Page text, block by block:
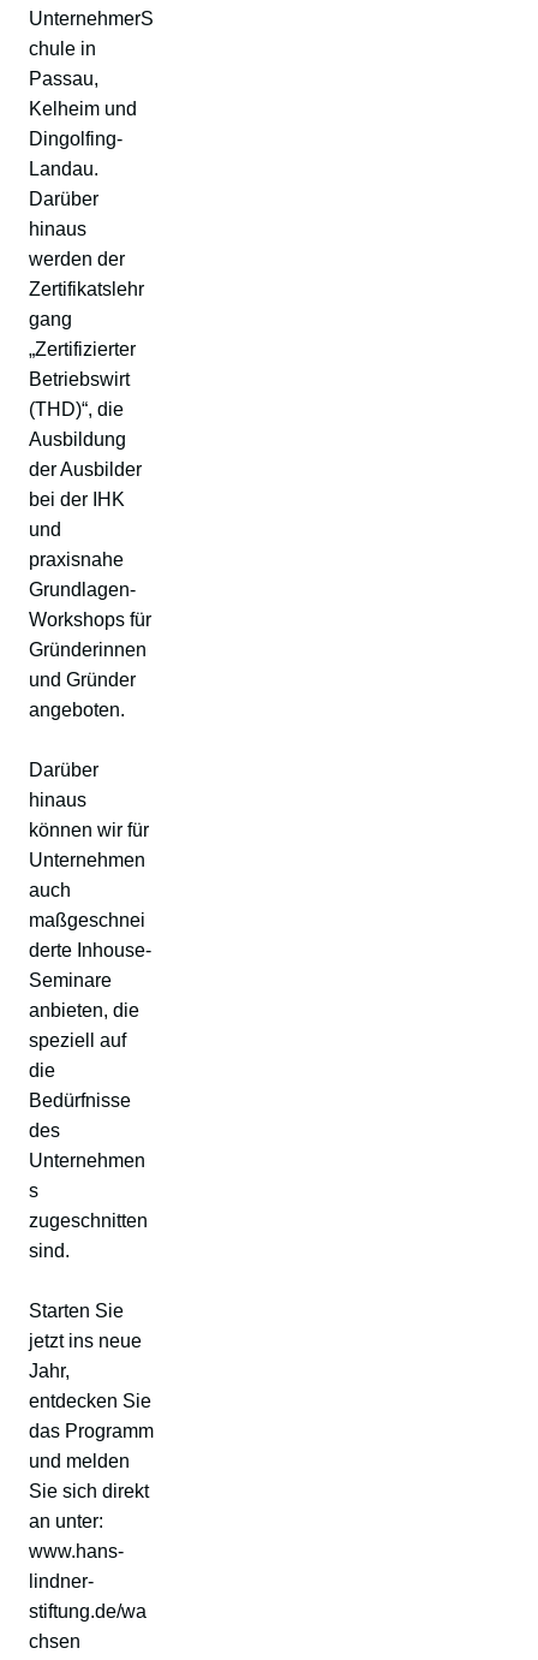
UnternehmerS
chule in
Passau,
Kelheim und
Dingolfing-
Landau.
Darüber
hinaus
werden der
Zertifikatslehr
gang
„Zertifizierter
Betriebswirt
(THD)“, die
Ausbildung
der Ausbilder
bei der IHK
und
praxisnahe
Grundlagen-
Workshops für
Gründerinnen
und Gründer
angeboten.
Darüber
hinaus
können wir für
Unternehmen
auch
maßgeschnei
derte Inhouse-
Seminare
anbieten, die
speziell auf
die
Bedürfnisse
des
Unternehmen
s
zugeschnitten
sind.
Starten Sie
jetzt ins neue
Jahr,
entdecken Sie
das Programm
und melden
Sie sich direkt
an unter:
www.hans-
lindner-
stiftung.de/wa
chsen